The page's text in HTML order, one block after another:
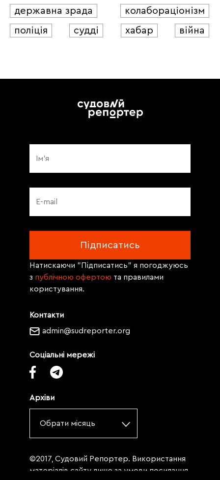
державна зрада
колабораціонізм
поліція
судді хабар війна
Контакти
admin@sudreporter.org
Соціальні мережі
Архіви
Обрати місяць
Натискаючи "Підписатись" я погоджуюсь
з публічною офертою та правилами
користування.
©2017, Судовий Репортер. Використання
матеріалів сайту лише за умови посилання